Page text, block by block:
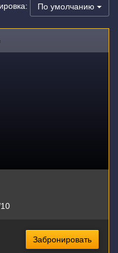
По умолчанию
Забронировать